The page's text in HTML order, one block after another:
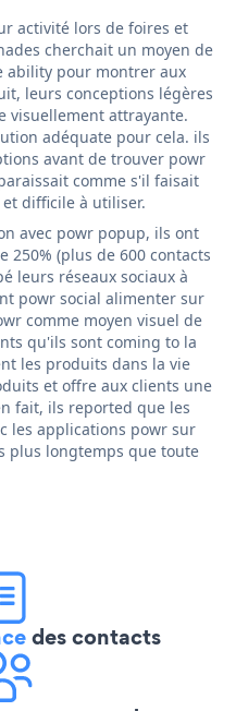
activité lors de foires et
cherchait un moyen de
ability pour montrer aux
leurs conceptions légères
visuellement attrayante.
adéquate pour cela. ils
avant de trouver powr
comme s'il faisait
difficile à utiliser.
avec powr popup, ils ont
250% (plus de 600 contacts
leurs réseaux sociaux à
powr social alimenter sur
comme moyen visuel de
qu'ils sont coming to la
les produits dans la vie
et offre aux clients une
fait, ils reported que les
les applications powr sur
plus longtemps que toute
des contacts